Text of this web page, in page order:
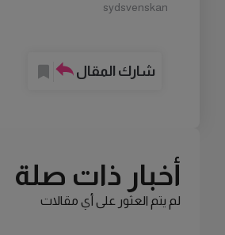
sydsvenskan
شارك المقال
أخبار ذات صلة
لم يتم العثور على أي مقالات